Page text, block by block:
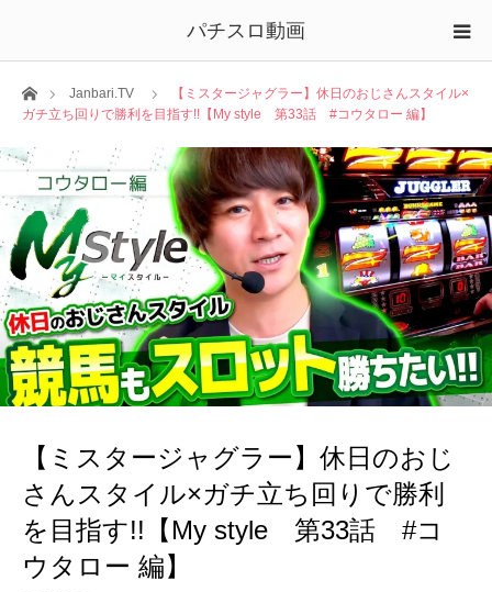
パチスロ動画
ホームJanbari.TV
【ミスタージャグラー】休日のおじさんスタイル×
ガチ立ち回りで勝利を目指す!!【My style 第33話 #コウタロー 編】
【ミスタージャグラー】休日のおじ
さんスタイル×ガチ立ち回りで勝利
を目指す!!【My style 第33話 #コ
ウタロー 編】